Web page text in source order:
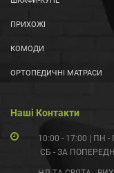
ПРИХОЖІ
КОМОДИ
ОРТОПЕДИЧНІ МАТРАСИ
Наші Контакти
10:00 - 17:00 | ПН -
СБ - ЗА